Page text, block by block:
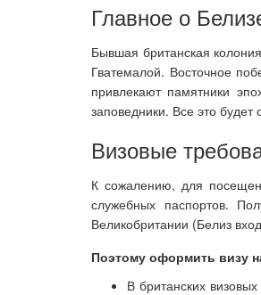
Главное о
Бывшая британская
Гватемалой. Восточное
привлекают памятники
заповедники. Все это
Визовые
К сожалению, для
служебных паспортов.
Великобритании (Белиз
Поэтому оформить визу
В британских